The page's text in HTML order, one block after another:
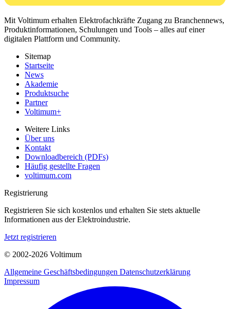
Mit Voltimum erhalten Elektrofachkräfte Zugang zu Branchennews,
Produktinformationen, Schulungen und Tools – alles auf einer
digitalen Plattform und Community.
Sitemap
Startseite
News
Akademie
Produktsuche
Partner
Voltimum+
Weitere Links
Über uns
Kontakt
Downloadbereich (PDFs)
Häufig gestellte Fragen
voltimum.com
Registrierung
Registrieren Sie sich kostenlos und erhalten Sie stets aktuelle
Informationen aus der Elektroindustrie.
Jetzt registrieren
© 2002-2026 Voltimum
Allgemeine Geschäftsbedingungen Datenschutzerklärung
Impressum